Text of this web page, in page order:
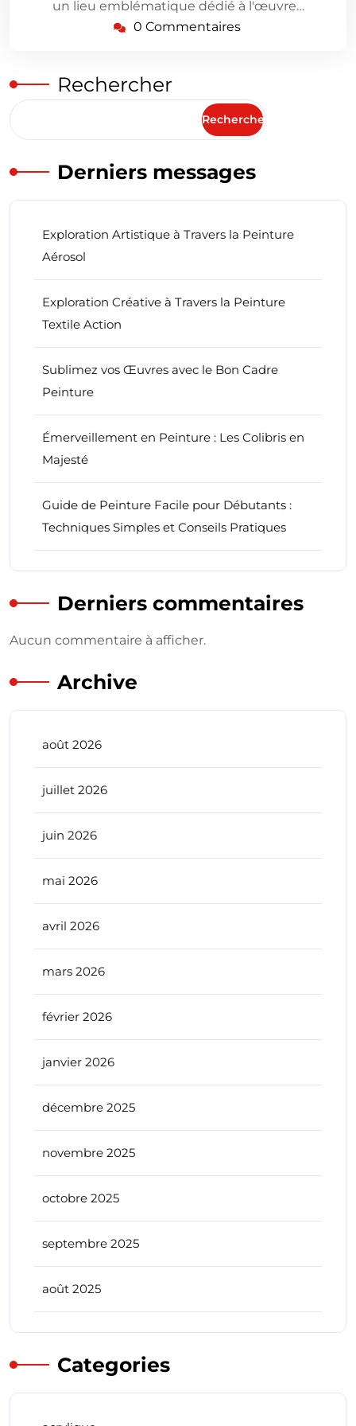
un lieu emblématique dédié à l'œuvre…
0 Commentaires
Rechercher
Rechercher
Derniers messages
Exploration Artistique à Travers la Peinture
Aérosol
Exploration Créative à Travers la Peinture
Textile Action
Sublimez vos Œuvres avec le Bon Cadre
Peinture
Émerveillement en Peinture : Les Colibris en
Majesté
Guide de Peinture Facile pour Débutants :
Techniques Simples et Conseils Pratiques
Derniers commentaires
Aucun commentaire à afficher.
Archive
août 2026
juillet 2026
juin 2026
mai 2026
avril 2026
mars 2026
février 2026
janvier 2026
décembre 2025
novembre 2025
octobre 2025
septembre 2025
août 2025
Categories